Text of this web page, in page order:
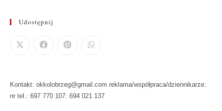
Udostępnij
Kontakt: okkolobrzeg@gmail.com reklama/współpraca/dziennikarze:
nr tel.: 697 770 107: 694 021 137